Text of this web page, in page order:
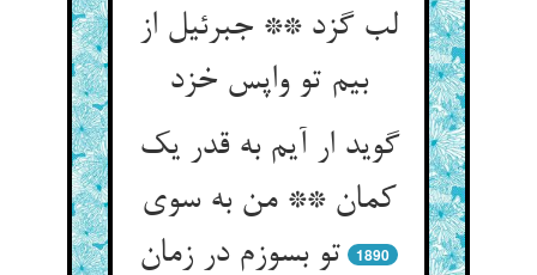
لب گزد ** جبرئیل از
بیم تو واپس خزد
گوید ار آیم به قدر یک
کمان ** من به سوی
تو بسوزم در زمان
1890